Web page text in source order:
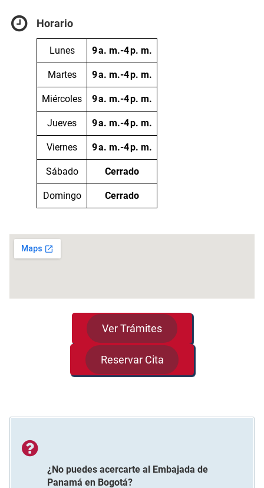
Horario
Lunes 9 a. m.-4 p. m.
Martes 9 a. m.-4 p. m.
Miércoles 9 a. m.-4 p. m.
Jueves 9 a. m.-4 p. m.
Viernes 9 a. m.-4 p. m.
Sábado Cerrado
Domingo Cerrado
Ver Trámites
Reservar Cita
¿No puedes acercarte al Embajada de
Panamá en Bogotá?